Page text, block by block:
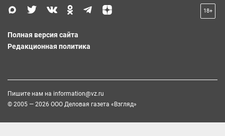
18+
Полная версия сайта
Редакционная политика
Пишите нам на information@vz.ru
© 2005 — 2026 ООО Деловая газета «Взгляд»